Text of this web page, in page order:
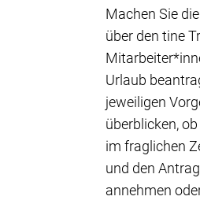
Machen Sie
über den tine
Urlaub
jeweiligen
überblicken,
im fraglichen
und den
annehmen